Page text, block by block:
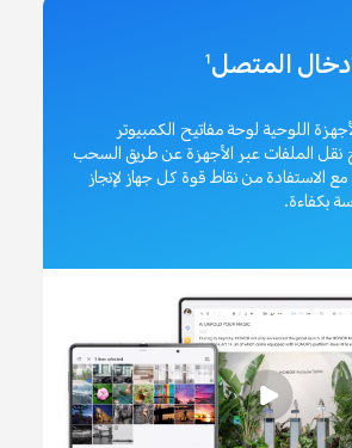
المتصل1
اللوحية لوحة مفاتيح الكمبيوتر
نقل الملفات عبر الأجهزة عن طريق السحب
مع الاستفادة من نقاط قوة كل جهاز لإنجاز
بكفاءة.